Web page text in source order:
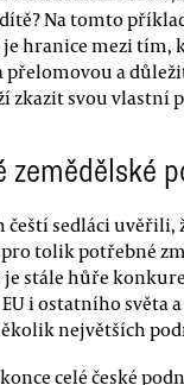
Na tomto
hranice mezi tím,
přelomovou a
zkazit svou vlastní
zemědělské
čeští sedláci uvěřili,
tolik potřebné
stále hůře
i ostatního světa
největších
celé české